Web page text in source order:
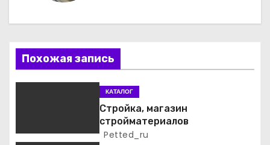
ц
и
я
о
Похожая запись
КАТАЛОГ
Стройка, магазин
стройматериалов
Petted_ru